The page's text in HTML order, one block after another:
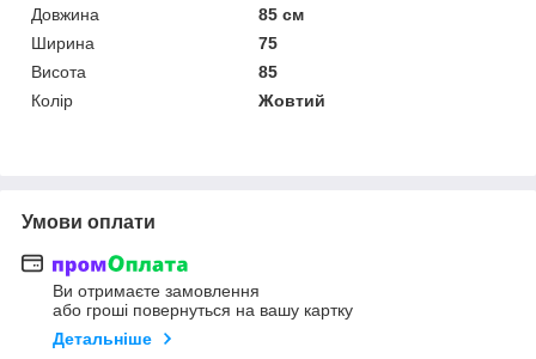
Довжина
85 см
Ширина
75
Висота
85
Колір
Жовтий
Умови оплати
Ви отримаєте замовлення
або гроші повернуться на вашу картку
Детальніше